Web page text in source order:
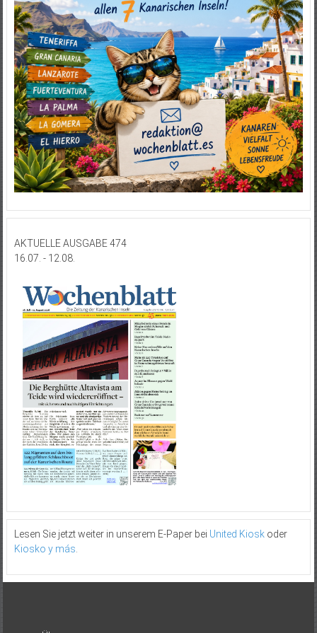
AKTUELLE AUSGABE 474
16.07. - 12.08.
Lesen Sie jetzt weiter in unserem E-Paper bei United Kioskoder
Kiosko y más.